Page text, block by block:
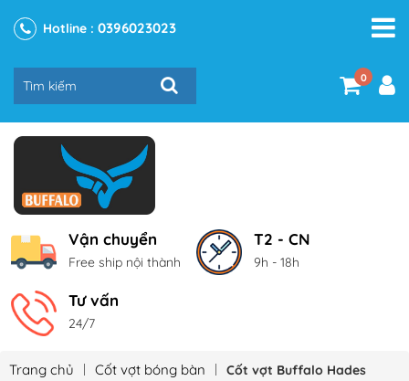
Hotline : 0396023023
0
Vận chuyển
Free ship nội thành
T2 - CN
9h - 18h
Tư vấn
24/7
Trang chủ Cốt vợt bóng bàn
Cốt vợt Buffalo Hades